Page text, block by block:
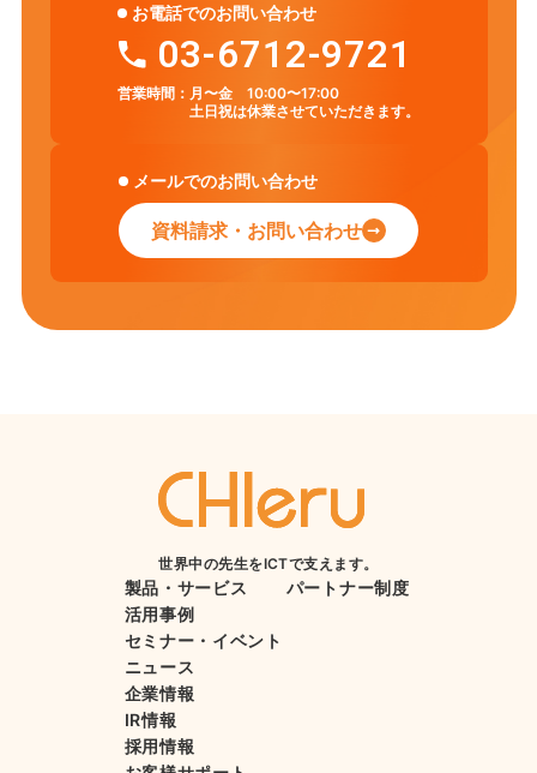
お電話でのお問い合わせ
03-6712-9721
営業時間： 月〜金 10:00〜17:00
土日祝は休業させていただきます。
メールでのお問い合わせ
資料請求・お問い合わせ
世界中の先生をICTで支えます。
製品・サービス
活用事例
セミナー・イベント
ニュース
企業情報
IR情報
採用情報
パートナー制度